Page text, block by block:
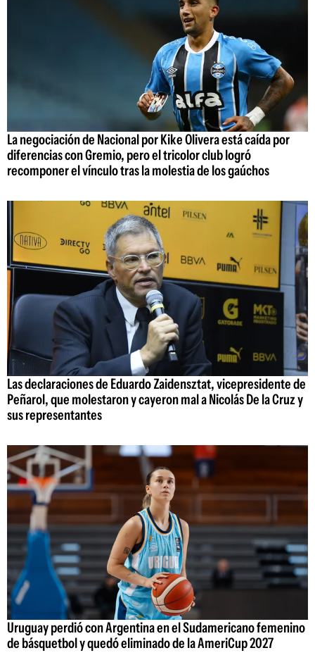
La negociación de Nacional por Kike Olivera está caída por
diferencias con Gremio, pero el tricolor club logró
recomponer el vínculo tras la molestia de los gaúchos
Las declaraciones de Eduardo Zaidensztat, vicepresidente de
Peñarol, que molestaron y cayeron mal a Nicolás De la Cruz y
sus representantes
Uruguay perdió con Argentina en el Sudamericano femenino
de básquetbol y quedó eliminado de la AmeriCup 2027